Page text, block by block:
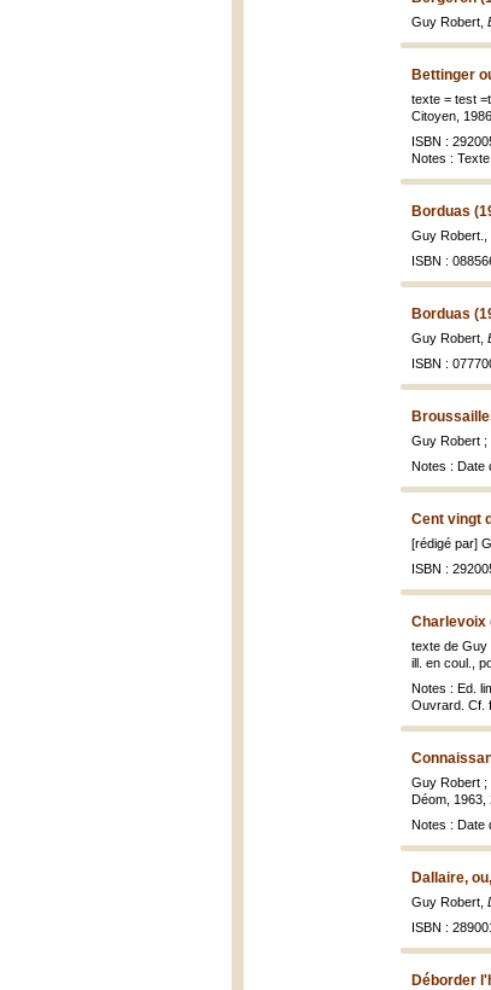
Guy Robert,
Bettinger
texte = test
Citoyen,
ISBN :
Notes :
Borduas
Guy Robert.,
ISBN :
Borduas
Guy Robert,
ISBN :
Guy Robert ;
Notes : Date
Cent vingt
[rédigé par]
ISBN :
Charlevoix
texte de Guy
ill. en coul.,
Notes : Ed.
Ouvrard. Cf.
Guy Robert ;
Déom, 1963,
Notes : Date
Dallaire,
Guy Robert,
ISBN :
Déborder